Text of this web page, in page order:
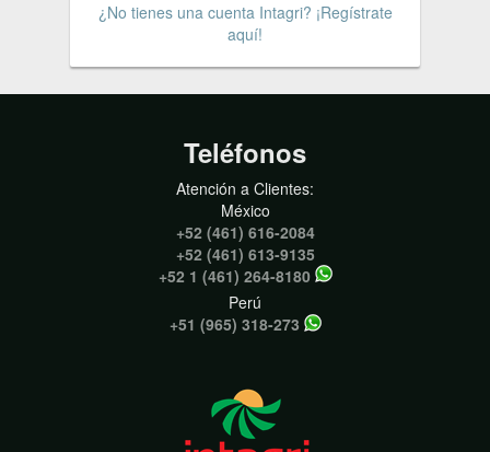
¿No tienes una cuenta Intagri? ¡Regístrate
aquí!
Teléfonos
Atención a Clientes:
México
+52 (461) 616-2084
+52 (461) 613-9135
+52 1 (461) 264-8180
Perú
+51 (965) 318-273